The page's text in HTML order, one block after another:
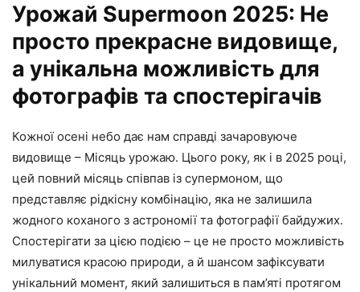
Урожай Supermoon 2025: Не
просто прекрасне видовище,
а унікальна можливість для
фотографів та спостерігачів
Кожної осені небо дає нам справді зачаровуюче
видовище – Місяць урожаю. Цього року, як і в 2025 році,
цей повний місяць співпав із супермоном, що
представляє рідкісну комбінацію, яка не залишила
жодного коханого з астрономії та фотографії байдужих.
Спостерігати за цією подією – це не просто можливість
милуватися красою природи, а й шансом зафіксувати
унікальний момент, який залишиться в пам’яті протягом